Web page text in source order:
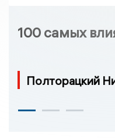
100 самых
Полторацкий